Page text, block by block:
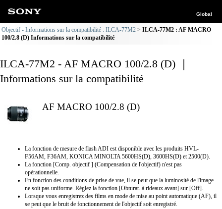
Global
Objectif - Informations sur la compatibilité : ILCA-77M2
ILCA-77M2 : AF MACRO
100/2.8 (D) Informations sur la compatibilité
ILCA-77M2 - AF MACRO 100/2.8 (D) ｜
Informations sur la compatibilité
AF MACRO 100/2.8 (D)
La fonction de mesure de flash ADI est disponible avec les produits HVL-
F56AM, F36AM, KONICA MINOLTA 5600HS(D), 3600HS(D) et 2500(D).
La fonction [Comp. objectif ] (Compensation de l'objectif) n'est pas
opérationnelle.
En fonction des conditions de prise de vue, il se peut que la luminosité de l'image
ne soit pas uniforme. Réglez la fonction [Obturat. à rideaux avant] sur [Off].
Lorsque vous enregistrez des films en mode de mise au point automatique (AF), il
se peut que le bruit de fonctionnement de l'objectif soit enregistré.